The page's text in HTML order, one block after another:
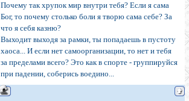
Почему так хрупок мир внутри тебя? Если я сама
Бог, то почему столько боли я творю сама себе? За
что я себя казню?
Выходит выходя за рамки, ты попадаешь в пустоту
хаоса... И если нет самоорганизации, то нет и тебя
за пределами всего? Это как в спорте - группируйся
при падении, соберись воедино...